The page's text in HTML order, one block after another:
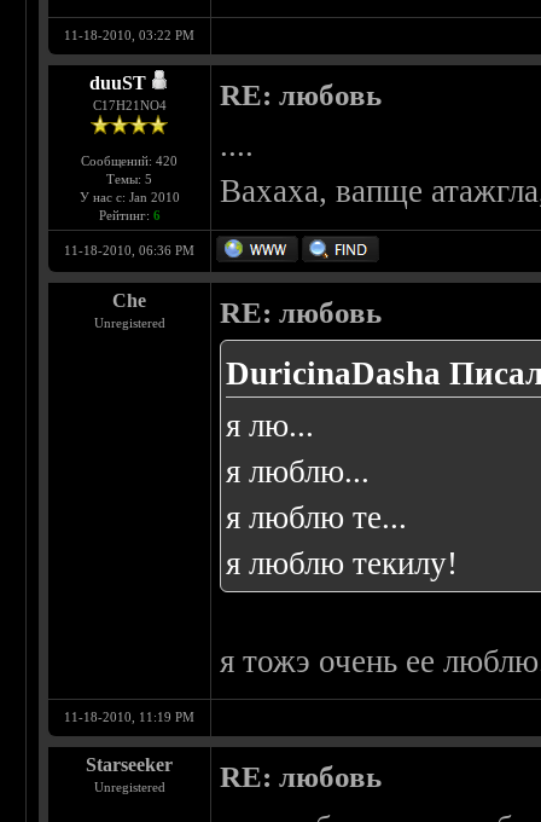
11-18-2010, 03:22 PM
duuST
С17H21NO4
Сообщений: 420
Темы: 5
У нас с: Jan 2010
Рейтинг: 6
RE: любовь
....
Вахаха, вапще
11-18-2010, 06:36 PM
Che
Unregistered RE: любовь
DuricinaDasha
я лю...
я люблю...
я люблю те...
я люблю текилу!
я тожэ очень ее
11-18-2010, 11:19 PM
Starseeker
Unregistered RE: любовь